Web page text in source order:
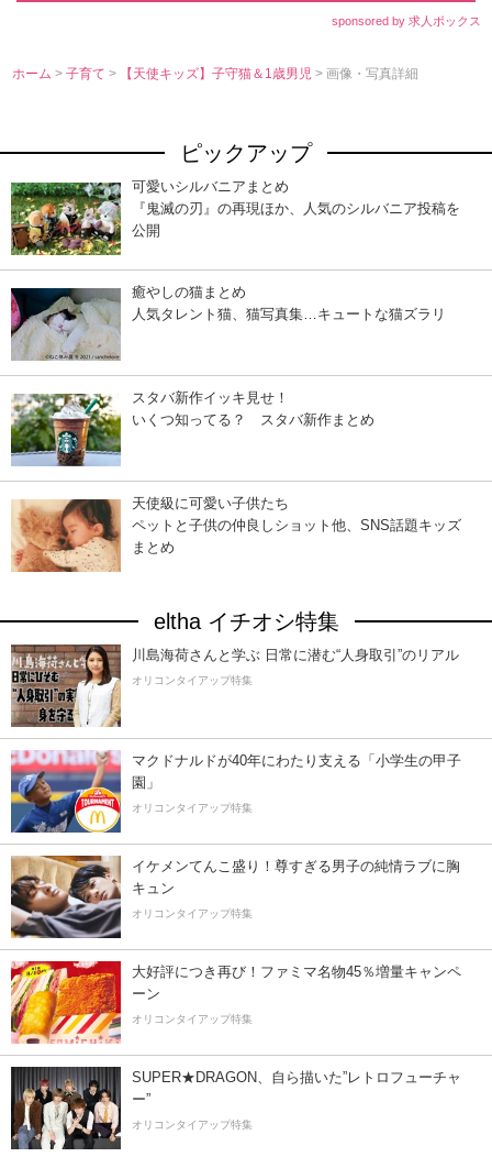
sponsored by 求人ボックス
ホーム >子育て> 【天使キッズ】子守猫＆1歳男児> 画像・写真詳細
ピックアップ
可愛いシルバニアまとめ
『鬼滅の刃』の再現ほか、人気のシルバニア投稿を
公開
癒やしの猫まとめ
人気タレント猫、猫写真集…キュートな猫ズラリ
スタバ新作イッキ見せ！
いくつ知ってる？ スタバ新作まとめ
天使級に可愛い子供たち
ペットと子供の仲良しショット他、SNS話題キッズ
まとめ
eltha イチオシ特集
川島海荷さんと学ぶ 日常に潜む“人身取引”のリアル
オリコンタイアップ特集
マクドナルドが40年にわたり支える「小学生の甲子
園」
オリコンタイアップ特集
イケメンてんこ盛り！尊すぎる男子の純情ラブに胸
キュン
オリコンタイアップ特集
大好評につき再び！ファミマ名物45％増量キャンペ
ーン
オリコンタイアップ特集
SUPER★DRAGON、自ら描いた”レトロフューチャ
ー”
オリコンタイアップ特集